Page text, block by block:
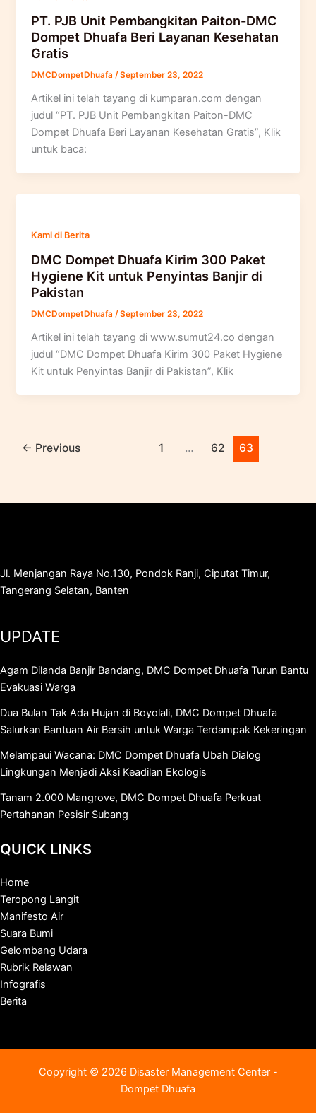
PT. PJB Unit Pembangkitan Paiton-DMC
Dompet Dhuafa Beri Layanan Kesehatan
Gratis
DMCDompetDhuafa/September 23, 2022
Artikel ini telah tayang di kumparan.com dengan
judul “PT. PJB Unit Pembangkitan Paiton-DMC
Dompet Dhuafa Beri Layanan Kesehatan Gratis”, Klik
untuk baca:
Kami di Berita
DMC Dompet Dhuafa Kirim 300 Paket
Hygiene Kit untuk Penyintas Banjir di
Pakistan
DMCDompetDhuafa /September 23, 2022
Artikel ini telah tayang di www.sumut24.co dengan
judul “DMC Dompet Dhuafa Kirim 300 Paket Hygiene
Kit untuk Penyintas Banjir di Pakistan”, Klik
← Previous 1 … 62 63
Jl. Menjangan Raya No.130, Pondok Ranji, Ciputat Timur,
Tangerang Selatan, Banten
UPDATE
Agam Dilanda Banjir Bandang, DMC Dompet Dhuafa Turun Bantu
Evakuasi Warga
Dua Bulan Tak Ada Hujan di Boyolali, DMC Dompet Dhuafa
Salurkan Bantuan Air Bersih untuk Warga Terdampak Kekeringan
Melampaui Wacana: DMC Dompet Dhuafa Ubah Dialog
Lingkungan Menjadi Aksi Keadilan Ekologis
Tanam 2.000 Mangrove, DMC Dompet Dhuafa Perkuat
Pertahanan Pesisir Subang
QUICK LINKS
Home
Teropong Langit
Manifesto Air
Suara Bumi
Gelombang Udara
Rubrik Relawan
Infografis
Berita
Copyright © 2026 Disaster Management Center -
Dompet Dhuafa